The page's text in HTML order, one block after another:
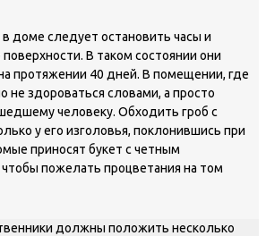
доме следует остановить часы и
В таком состоянии они
протяжении 40 дней. В помещении, где
не здороваться словами, а просто
человеку. Обходить гроб с
у его изголовья, поклонившись при
приносят букет с четным
пожелать процветания на том
должны положить несколько